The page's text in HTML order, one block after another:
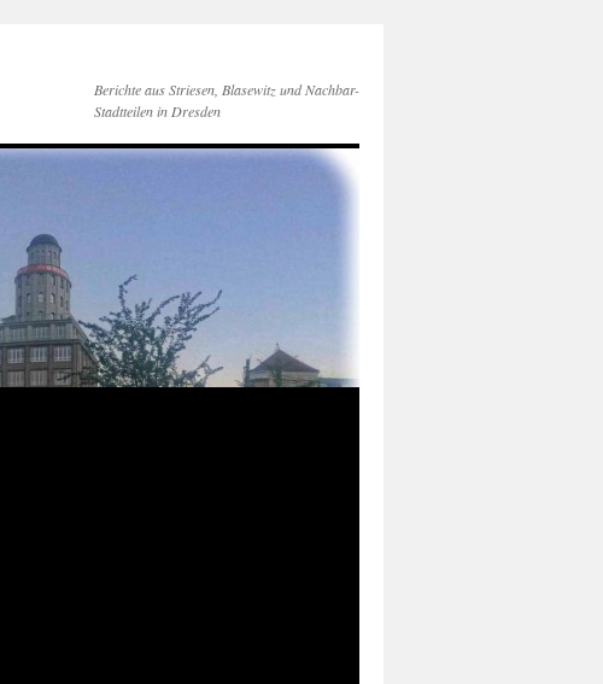
Berichte aus Striesen, Blasewitz und Nachbar-
Stadtteilen in Dresden